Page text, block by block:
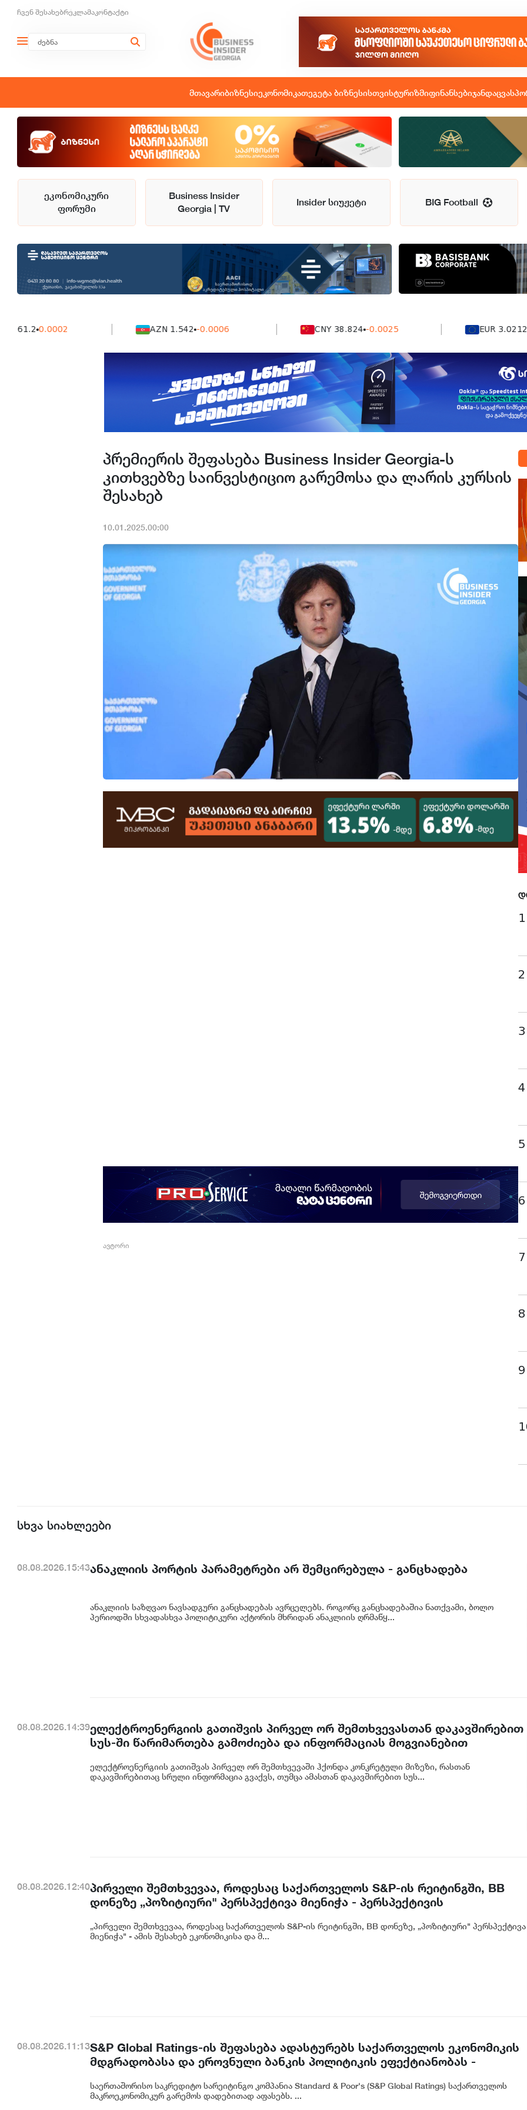
ჩვენ შესახებრეკლამაკონტაქტი
მთავარიბიზნესიეკონომიკათეგეტა ბიზნესისთვისტურიზმიფინანსებიჯანდაცვა
ეკონომიკური
ფორუმი
Business Insider
Georgia | TV
Insider სიუჟეტი BIG Football
0.0002 AZN 1.542 -0.0006 CNY 38.824 -0.0025 EUR 3.0212 -
პრემიერის შეფასება Business Insider Georgia-ს
კითხვებზე საინვესტიციო გარემოსა და ლარის კურსის
შესახებ
10.01.2025.00:00
ავტორი
1
2
3
4
5
6
7
8
9
სხვა სიახლეები
08.08.2026.15:43ანაკლიის პორტის პარამეტრები არ შემცირებულა - განცხადება
ანაკლიის საზღვაო ნავსადგური განცხადებას ავრცელებს. როგორც განცხადებაშია ნათქვამი, ბოლო
პერიოდში სხვადასხვა პოლიტიკური აქტორის მხრიდან ანაკლიის ღრმაწყ...
08.08.2026.14:39ელექტროენერგიის გათიშვის პირველ ორ შემთხვევასთან დაკავშირებით
სუს-ში წარიმართება გამოძიება და ინფორმაციას მოგვიანებით
კონკრეტული მიზეზი - კონკრეტული სარეაბილიტაციო სამუშაოები
ენგურჰესზე - ირაკლი კობახიძე
ელექტროენერგიის გათიშვას პირველ ორ შემთხვევაში ჰქონდა კონკრეტული მიზეზი, რასთან
დაკავშირებითაც სრული ინფორმაცია გვაქვს, თუმცა ამასთან დაკავშირებით სუს...
08.08.2026.12:40პირველი შემთხვევაა, როდესაც საქართველოს S&P-ის რეიტინგში, BB
დონეზე „პოზიტიური" პერსპექტივა მიენიჭა - პერსპექტივის
საერთაშორისო ინვესტორებისთვის მიმზიდველ ქვეყნად რჩება | ვახტანგ
ცინცაძე
„პირველი შემთხვევაა, როდესაც საქართველოს S&P-ის რეიტინგში, BB დონეზე, „პოზიტიური" პერსპექტივა
მიენიჭა" - ამის შესახებ ეკონომიკისა და მ...
08.08.2026.11:13S&P Global Ratings-ის შეფასება ადასტურებს საქართველოს ეკონომიკის
მდგრადობასა და ეროვნული ბანკის პოლიტიკის ეფექტიანობას -
საერთაშორისო საკრედიტო სარეიტინგო კომპანია Standard & Poor's (S&P Global Ratings) საქართველოს
მაკროეკონომიკურ გარემოს დადებითად აფასებს. ...